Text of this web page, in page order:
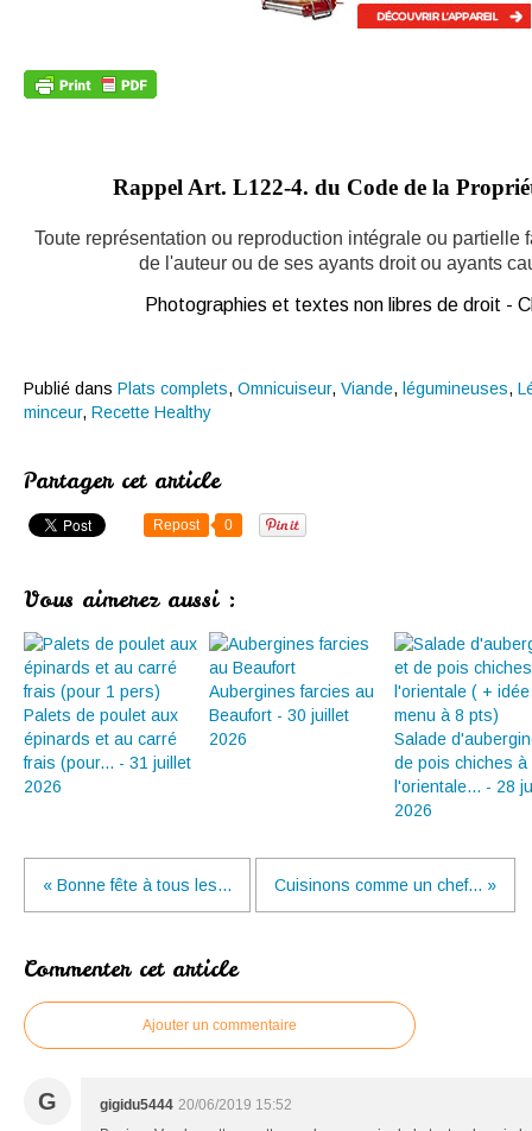
Rappel Art. L122-4. du Code de la
Toute représentation ou reproduction intégrale ou partielle
de l'auteur ou de ses ayants droit ou ayants
Photographies et textes non libres de droit -
Publié dans Plats complets, Omnicuiseur, Viande, légumineuses,
minceur, Recette Healthy
Partager cet article
Repost 0
Vous aimerez aussi :
Palets de poulet aux
épinards et au carré
frais (pour... - 31 juillet
2026
Aubergines farcies au
Beaufort - 30 juillet
2026
Salade
de pois chiches à
l'orientale... - 28
2026
« Bonne fête à tous les... Cuisinons comme un chef... »
Commenter cet article
Ajouter un commentaire
G gigidu5444 20/06/2019 15:52